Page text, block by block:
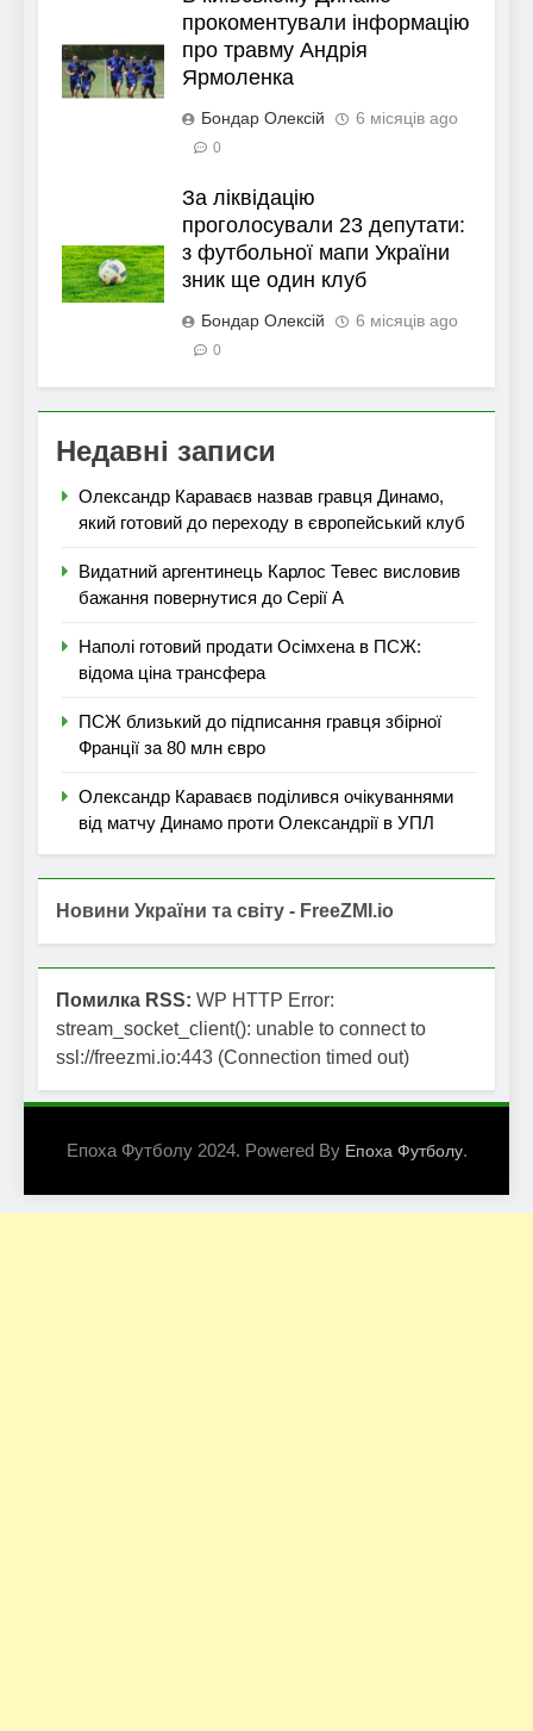
прокоментували інформацію
про травму Андрія
Ярмоленка
Бондар Олексій 6 місяців ago
0
За ліквідацію
проголосували 23 депутати:
з футбольної мапи України
зник ще один клуб
Бондар Олексій 6 місяців ago
0
Недавні записи
Олександр Караваєв назвав гравця Динамо,
який готовий до переходу в європейський клуб
Видатний аргентинець Карлос Тевес висловив
бажання повернутися до Серії А
Наполі готовий продати Осімхена в ПСЖ:
відома ціна трансфера
ПСЖ близький до підписання гравця збірної
Франції за 80 млн євро
Олександр Караваєв поділився очікуваннями
від матчу Динамо проти Олександрії в УПЛ
Новини України та світу - FreeZMI.io
Помилка RSS: WP HTTP Error:
stream_socket_client(): unable to connect to
ssl://freezmi.io:443 (Connection timed out)
Епоха Футболу 2024. Powered By Епоха Футболу.